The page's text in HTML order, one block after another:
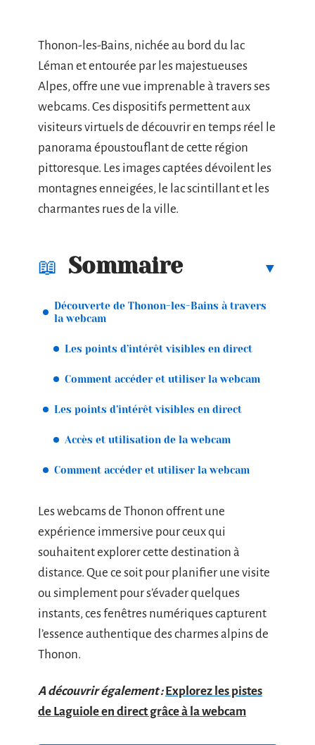
Thonon-les-Bains, nichée au bord du lac
Léman et entourée par les majestueuses
Alpes, offre une vue imprenable à travers ses
webcams. Ces dispositifs permettent aux
visiteurs virtuels de découvrir en temps réel le
panorama époustouflant de cette région
pittoresque. Les images captées dévoilent les
montagnes enneigées, le lac scintillant et les
charmantes rues de la ville.
Sommaire
Découverte de Thonon-les-Bains à travers
la webcam
Les points d’intérêt visibles en direct
Comment accéder et utiliser la webcam
Les points d’intérêt visibles en direct
Accès et utilisation de la webcam
Comment accéder et utiliser la webcam
Les webcams de Thonon offrent une
expérience immersive pour ceux qui
souhaitent explorer cette destination à
distance. Que ce soit pour planifier une visite
ou simplement pour s’évader quelques
instants, ces fenêtres numériques capturent
l’essence authentique des charmes alpins de
Thonon.
A découvrir également : Explorez les pistes
de Laguiole en direct grâce à la webcam